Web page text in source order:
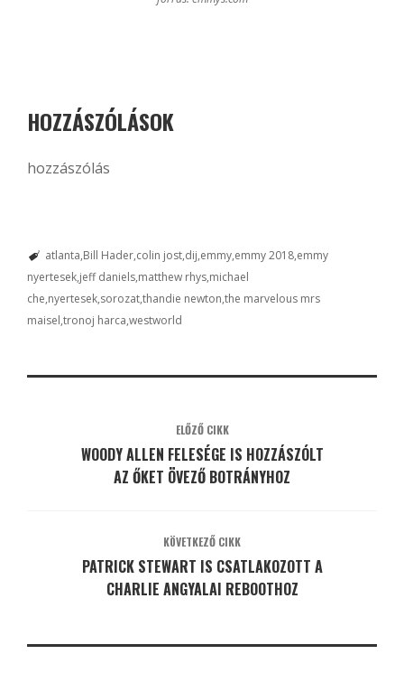
HOZZÁSZÓLÁSOK
hozzászólás
atlanta Bill Hader colin jost dij emmy emmy 2018 emmy
nyertesek jeff daniels matthew rhys michael
che nyertesek sorozatthandie newton the marvelous mrs
maisel tronoj harca westworld
ELŐZŐ CIKK
WOODY ALLEN FELESÉGE IS HOZZÁSZÓLT
AZ ŐKET ÖVEZŐ BOTRÁNYHOZ
KÖVETKEZŐ CIKK
PATRICK STEWART IS CSATLAKOZOTT A
CHARLIE ANGYALAI REBOOTHOZ